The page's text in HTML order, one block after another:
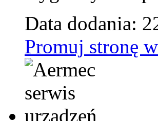
Data dodania:
Promuj stronę